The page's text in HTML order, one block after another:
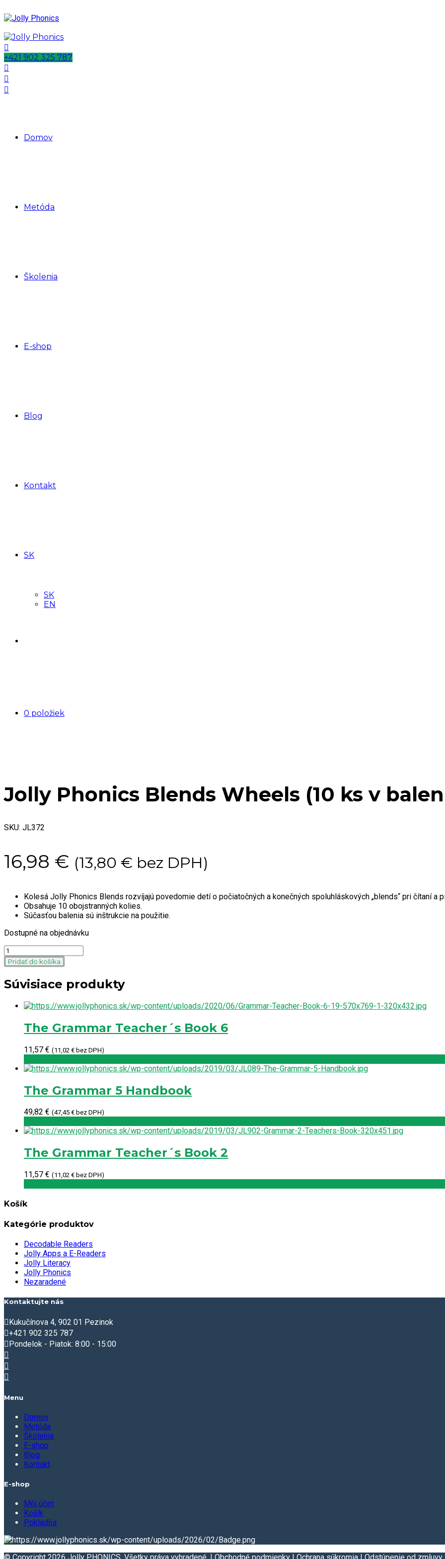
+421 902 325 787
Domov
Metóda
Školenia
E-shop
Blog
Kontakt
SK
SK
EN
0 položiek
Jolly Phonics Blends Wheels (10 ks v
SKU: JL372
16,98 € (13,80 € bez DPH)
Kolesá Jolly Phonics Blends rozvíjajú povedomie detí o počiatočných a konečných spoluhláskových „blends“ pri čítaní a
Obsahuje 10 obojstranných kolies.
Súčasťou balenia sú inštrukcie na použitie.
Dostupné na objednávku
Quantity
Pridať do košíka
Súvisiace produkty
The Grammar Teacher´s Book 6
11,57 € (11,02 € bez DPH)
The Grammar 5 Handbook
49,82 € (47,45 € bez DPH)
The Grammar Teacher´s Book 2
11,57 € (11,02 € bez DPH)
Košík
Kategórie produktov
Decodable Readers
Jolly Apps a E-Readers
Jolly Literacy
Jolly Phonics
Nezaradené
Kontaktujte nás
Kukučínova 4, 902 01 Pezinok
+421 902 325 787
Pondelok - Piatok: 8:00 - 15:00
Menu
Domov
Metóda
Školenia
E-shop
Blog
Kontakt
E-shop
Môj účet
Košík
Pokladňa